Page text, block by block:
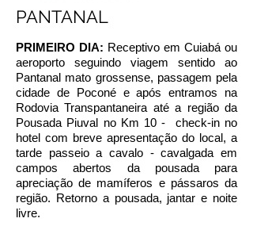
PANTANAL
PRIMEIRO DIA: Receptivo em Cuiabá ou
aeroporto seguindo viagem sentido ao
Pantanal mato grossense, passagem pela
cidade de Poconé e após entramos na
Rodovia Transpantaneira até a região da
Pousada Piuval no Km 10 - check-in no
hotel com breve apresentação do local, a
tarde passeio a cavalo - cavalgada em
campos abertos da pousada para
apreciação de mamíferos e pássaros da
região. Retorno a pousada, jantar e noite
livre.